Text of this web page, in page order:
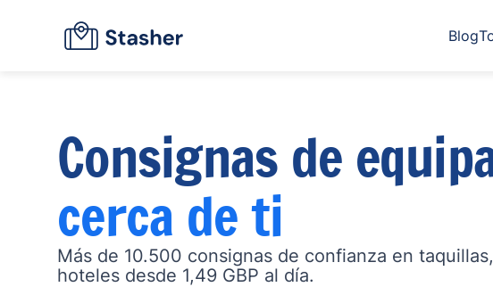
Blog
Consignas de
cerca de ti
Más de 10.500 consignas de confianza en
hoteles desde 1,49 GBP al día.